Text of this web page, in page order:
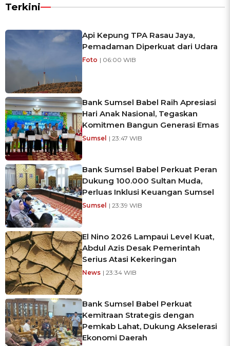
Terkini
Api Kepung TPA Rasau Jaya,
Pemadaman Diperkuat dari Udara
Foto | 06:00 WIB
Bank Sumsel Babel Raih Apresiasi
Hari Anak Nasional, Tegaskan
Komitmen Bangun Generasi Emas
Sumsel | 23:47 WIB
Bank Sumsel Babel Perkuat Peran
Dukung 100.000 Sultan Muda,
Perluas Inklusi Keuangan Sumsel
Sumsel | 23:39 WIB
El Nino 2026 Lampaui Level Kuat,
Abdul Azis Desak Pemerintah
Serius Atasi Kekeringan
News | 23:34 WIB
Bank Sumsel Babel Perkuat
Kemitraan Strategis dengan
Pemkab Lahat, Dukung Akselerasi
Ekonomi Daerah